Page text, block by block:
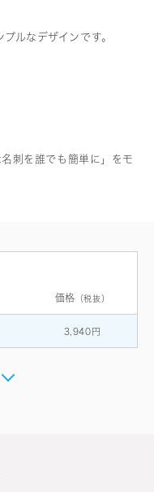
ルなデザインです。
刺を誰でも簡単に」をモ
価格 （税抜）
3,940円